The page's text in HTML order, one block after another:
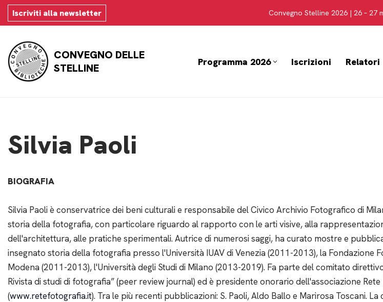
Vai
contenuto
Iscriviti alla newsletter Convegno Stelline 2026 | 26 – 27
CONVEGNO DELLE
STELLINE
Programma 2026 Iscrizioni Relatori
Silvia Paoli
BIOGRAFIA
Silvia Paoli è conservatrice dei beni culturali e responsabile del Civico Archivio Fotografico di
storia della fotografia, con particolare riguardo al rapporto con le arti visive, alla
dell'architettura, alle pratiche sperimentali. Autrice di numerosi saggi, ha curato mostre e
insegnato storia della fotografia presso l'Università IUAV di Venezia (2011-2013), la Fondazione
Modena (2011-2013), l'Università degli Studi di Milano (2013-2019). Fa parte del comitato
Rivista di studi di fotografia” (peer review journal) ed è presidente onorario dell'associazione
(www.retefotografia.it). Tra le più recenti pubblicazioni: S. Paoli, Aldo Ballo e Marirosa Toscani. La